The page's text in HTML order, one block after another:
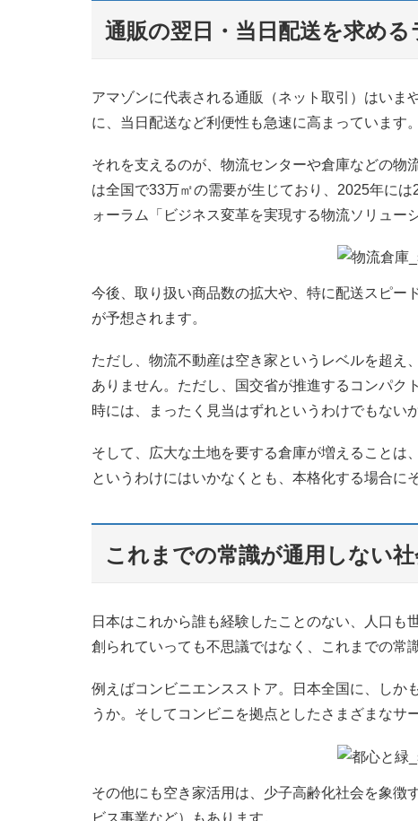
通販の翌日・当日配送を求め
アマゾンに代表される通販（ネット取引）はいま
に、当日配送など利便性も急速に高まっています
それを支えるのが、物流センターや倉庫などの物
は全国で33万㎡の需要が生じており、2025年に
ォーラム「ビジネス変革を実現する物流ソリュー
今後、取り扱い商品数の拡大や、特に配送スピー
が予想されます。
ただし、物流不動産は空き家というレベルを超え
ありません。ただし、国交省が推進するコンパク
時には、まったく見当はずれというわけでもない
そして、広大な土地を要する倉庫が増えることは
というわけにはいかなくとも、本格化する場合に
これまでの常識が通用しない
日本はこれから誰も経験したことのない、人口
創られていっても不思議ではなく、これまでの常
例えばコンビニエンスストア。日本全国に、しか
うか。そしてコンビニを拠点としたさまざまなサ
その他にも空き家活用は、少子高齢化社会を象徴
ビス事業など）もあります。